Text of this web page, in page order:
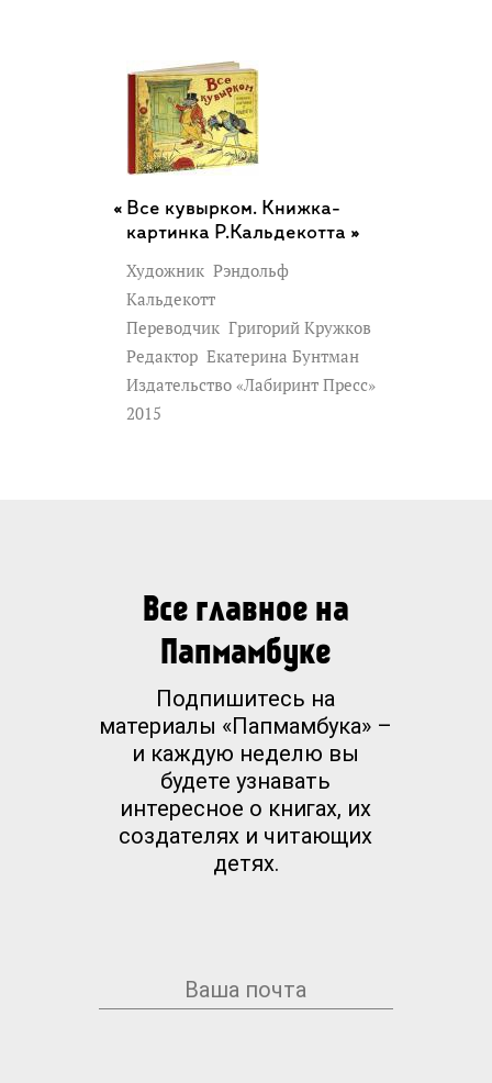
Все кувырком. Книжка-
картинка Р.Кальдекотта »
Художник Рэндольф
Кальдекотт
Переводчик Григорий Кружков
Редактор Екатерина Бунтман
Издательство «Лабиринт Пресс»
2015
Все главное на
Папмамбуке
Подпишитесь на
материалы «Папмамбука» –
и каждую неделю вы
будете узнавать
интересное о книгах, их
создателях и читающих
детях.